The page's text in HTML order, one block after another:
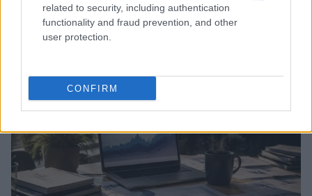
related to security, including authentication
functionality and fraud prevention, and other
user protection.
CONFIRM
Continua a leggere